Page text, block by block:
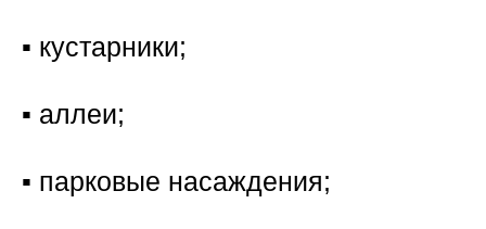
▪️ кустарники;
▪️ аллеи;
▪️ парковые насаждения;